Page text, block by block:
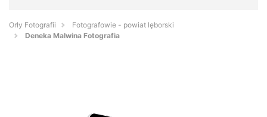
Orły Fotografii
Fotografowie - powiat lęborski
Deneka Malwina Fotografia